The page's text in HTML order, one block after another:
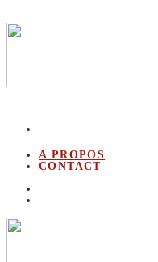
A PROPOS
CONTACT